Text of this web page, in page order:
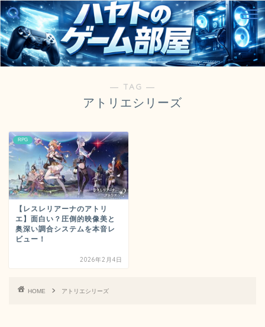
― TAG ―
アトリエシリーズ
RPG
【レスレリアーナのアトリ
エ】面白い？圧倒的映像美と
奥深い調合システムを本音レ
ビュー！
2026年2月4日
HOME アトリエシリーズ